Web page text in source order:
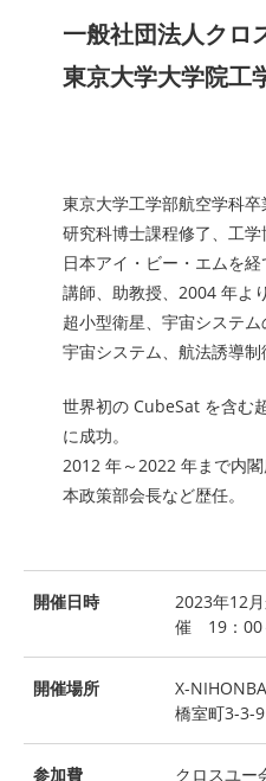
一般社団法人クロ
東京大学大学院
東京大学工学部航空学科
研究科博士課程修了、工学
日本アイ・ビー・エムを
講師、助教授、2004 年より
超小型衛星、宇宙システ
宇宙システム、航法誘導制
世界初の CubeSat を含む
に成功。
2012 年～2022 年まで内
本政策部会長など歴任。
開催日時
2023年12
催 19：00
開催場所
X-
橋室町3-3-
参加費
クロスユ